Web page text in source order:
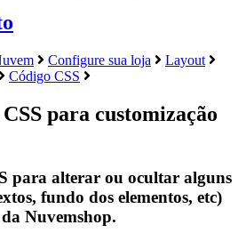
Configure sua loja
Layout
Código CSS
para customização
para alterar ou ocultar alguns
fundo dos elementos, etc)
Nuvemshop.